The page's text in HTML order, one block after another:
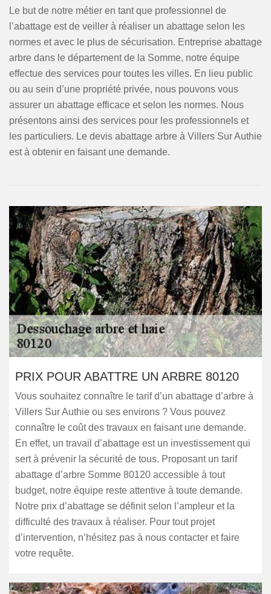
Le but de notre métier en tant que professionnel de
l’abattage est de veiller à réaliser un abattage selon les
normes et avec le plus de sécurisation. Entreprise abattage
arbre dans le département de la Somme, notre équipe
effectue des services pour toutes les villes. En lieu public
ou au sein d’une propriété privée, nous pouvons vous
assurer un abattage efficace et selon les normes. Nous
présentons ainsi des services pour les professionnels et
les particuliers. Le devis abattage arbre à Villers Sur Authie
est à obtenir en faisant une demande.
PRIX POUR ABATTRE UN ARBRE 80120
Vous souhaitez connaître le tarif d’un abattage d’arbre à
Villers Sur Authie ou ses environs ? Vous pouvez
connaître le coût des travaux en faisant une demande.
En effet, un travail d’abattage est un investissement qui
sert à prévenir la sécurité de tous. Proposant un tarif
abattage d’arbre Somme 80120 accessible à tout
budget, notre équipe reste attentive à toute demande.
Notre prix d’abattage se définit selon l’ampleur et la
difficulté des travaux à réaliser. Pour tout projet
d’intervention, n’hésitez pas à nous contacter et faire
votre requête.